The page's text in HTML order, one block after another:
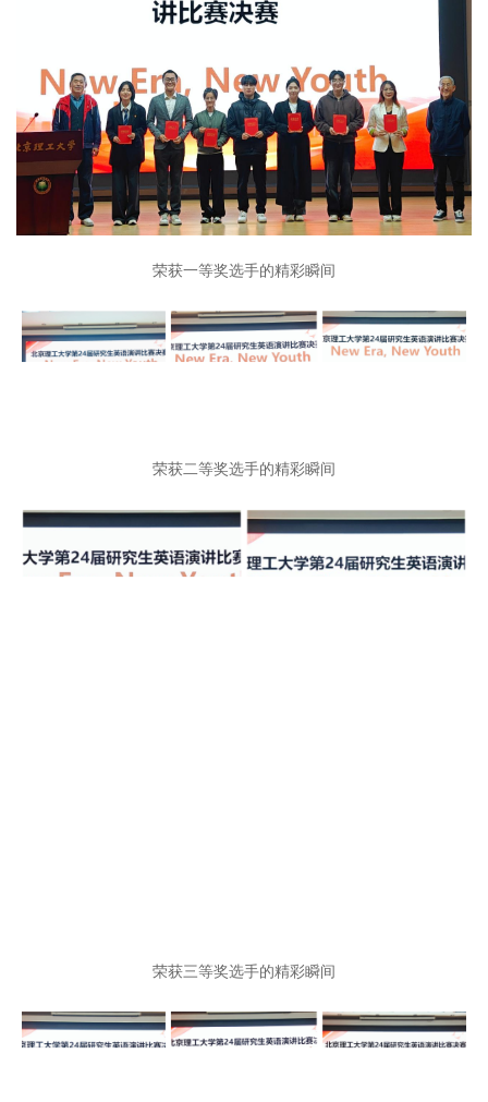
荣获一等奖选手的精彩瞬间
荣获二等奖选手的精彩瞬间
荣获三等奖选手的精彩瞬间